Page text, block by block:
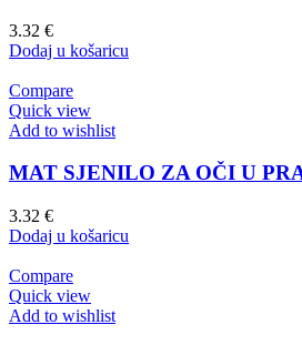
3.32 €
Dodaj u košaricu
Compare
Quick view
Add to wishlist
MAT SJENILO ZA OČI U
3.32 €
Dodaj u košaricu
Compare
Quick view
Add to wishlist